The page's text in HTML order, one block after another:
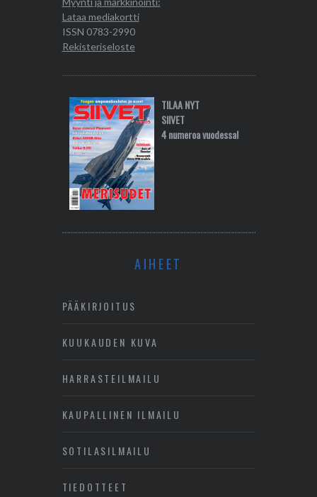
Lataa mediakortti
ISSN 0783-2990
Rekisteriseloste
TILAA NYT
SIIVET
4 numeroa vuodessa!
AIHEET
PÄÄKIRJOITUS
KUUKAUDEN KUVA
HARRASTEILMAILU
KAUPALLINEN ILMAILU
SOTILASILMAILU
TIEDOTTEET